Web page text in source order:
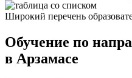
Широкий перечень
Обучение по
в Арзамасе